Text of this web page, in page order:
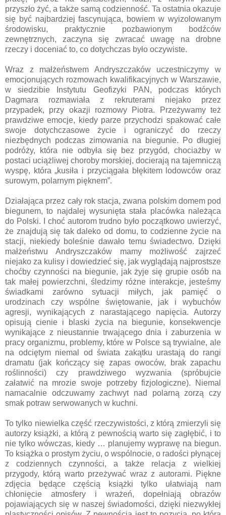
przyszło żyć, a także samą codzienność. Ta ostatnia okazuje
się być najbardziej fascynująca, bowiem w wyizolowanym
środowisku, praktycznie pozbawionym bodźców
zewnętrznych, zaczyna się zwracać uwagę na drobne
rzeczy i doceniać to, co dotychczas było oczywiste.
Wraz z małżeństwem Andryszczaków uczestniczymy w
emocjonujących rozmowach kwalifikacyjnych w Warszawie,
w siedzibie Instytutu Geofizyki PAN, podczas których
Dagmara rozmawiała z rekruterami niejako przez
przypadek, przy okazji rozmowy Piotra. Przeżywamy też
prawdziwe emocje, kiedy parze przychodzi spakować całe
swoje dotychczasowe życie i ograniczyć do rzeczy
niezbędnych podczas zimowania na biegunie. Po długiej
podróży, która nie odbyła się bez przygód, chociażby w
postaci uciążliwej choroby morskiej, docierają na tajemniczą
wyspę, która „kusiła i przyciągała błękitem lodowców oraz
surowym, polarnym pięknem”.
Działająca przez cały rok stacja, zwana polskim domem pod
biegunem, to najdalej wysunięta stała placówka należąca
do Polski. I choć autorom trudno było początkowo uwierzyć,
że znajdują się tak daleko od domu, to codzienne życie na
stacji, niekiedy boleśnie dawało temu świadectwo. Dzięki
małżeństwu Andryszczaków mamy możliwość zajrzeć
niejako za kulisy i dowiedzieć się, jak wyglądają najprostsze
choćby czynności na biegunie, jak żyje się grupie osób na
tak małej powierzchni, śledzimy różne interakcje, jesteśmy
świadkami zarówno sytuacji miłych, jak pamięć o
urodzinach czy wspólne świętowanie, jak i wybuchów
agresji, wynikających z narastającego napięcia. Autorzy
opisują cienie i blaski życia na biegunie, konsekwencje
wynikające z nieustannie trwającego dnia i zaburzenia w
pracy organizmu, problemy, które w Polsce są trywialne, ale
na odciętym niemal od świata zakątku urastają do rangi
dramatu (jak kończący się zapas owoców, brak zapachu
roślinności) czy prawdziwego wyzwania (spróbujcie
załatwić na mrozie swoje potrzeby fizjologiczne). Niemal
namacalnie odczuwamy zachwyt nad polarną zorzą czy
smak potraw serwowanych w kuchni.
To tylko niewielka część rzeczywistości, z którą zmierzyli się
autorzy książki, a którą z pewnością warto się zagłębić, i to
nie tylko wówczas, kiedy … planujemy wyprawę na biegun.
To książka o prostym życiu, o wspólnocie, o radości płynącej
z codziennych czynności, a także relacja z wielkiej
przygody, którą warto przeżywać wraz z autorami. Piękne
zdjęcia będące częścią książki tylko ułatwiają nam
chłonięcie atmosfery i wrażeń, dopełniają obrazów
pojawiających się w naszej świadomości, dzięki niezwykłej